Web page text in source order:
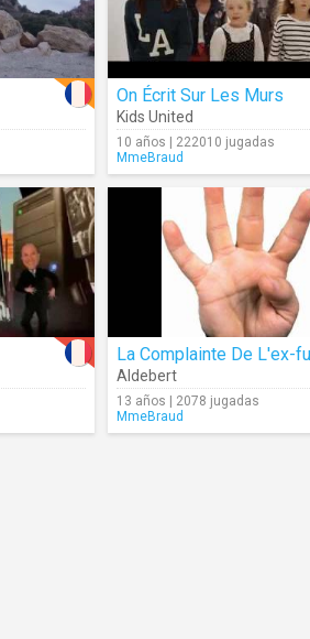
On Écrit Sur Les Murs
Kids United
10 años | 222010 jugadas
MmeBraud
Aldebert
13 años | 2078 jugadas
MmeBraud